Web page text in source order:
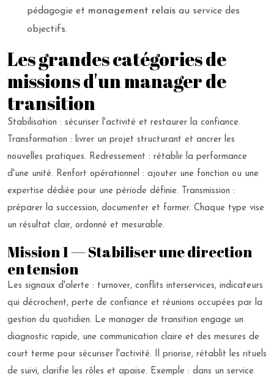
pédagogie et management relais au service des
objectifs.
Les grandes catégories de
missions d'un manager de
transition
Stabilisation : sécuriser l'activité et restaurer la confiance.
Transformation : livrer un projet structurant et ancrer les
nouvelles pratiques. Redressement : rétablir la performance
d'une unité. Renfort opérationnel : ajouter une fonction ou une
expertise dédiée pour une période définie. Transmission :
préparer la succession, documenter et former. Chaque type vise
un résultat clair, ordonné et mesurable.
Mission 1 — Stabiliser une direction
en tension
Les signaux d'alerte : turnover, conflits interservices, indicateurs
qui décrochent, perte de confiance et réunions occupées par la
gestion du quotidien. Le manager de transition engage un
diagnostic rapide, une communication claire et des mesures de
court terme pour sécuriser l'activité. Il priorise, rétablit les rituels
de suivi, clarifie les rôles et apaise. Exemple : dans un service